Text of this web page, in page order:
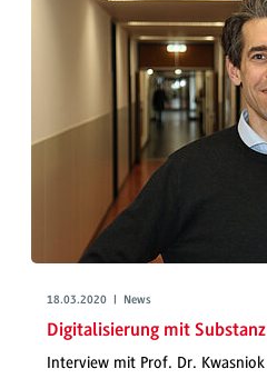
18.03.2020 | News
Digitalisierung mit Substanz
Interview mit Prof. Dr. Kwasniok